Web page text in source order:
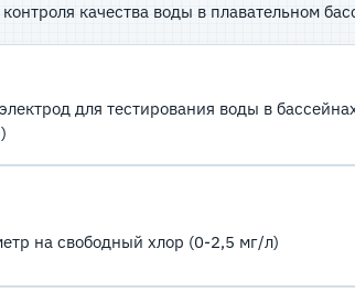
качества воды в плавательном
для тестирования воды в
на свободный хлор (0-2,5 мг/л)